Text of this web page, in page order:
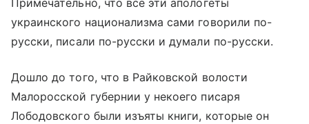
Примечательно, что все эти апологеты
украинского национализма сами говорили по-
русски, писали по-русски и думали по-русски.
Дошло до того, что в Райковской волости
Малоросской губернии у некоего писаря
Лободовского были изъяты книги, которые он